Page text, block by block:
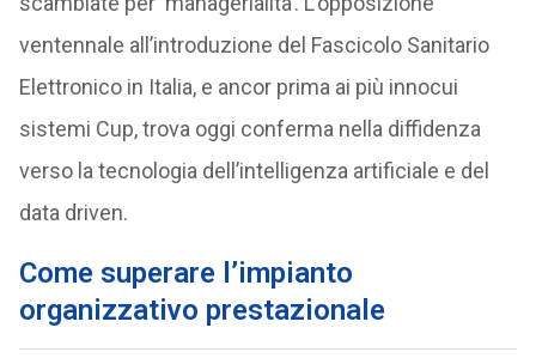
ventennale all’introduzione del Fascicolo Sanitario
Elettronico in Italia, e ancor prima ai più innocui
sistemi Cup, trova oggi conferma nella diffidenza
verso la tecnologia dell’intelligenza artificiale e del
data driven.
Come superare l’impianto
organizzativo prestazionale